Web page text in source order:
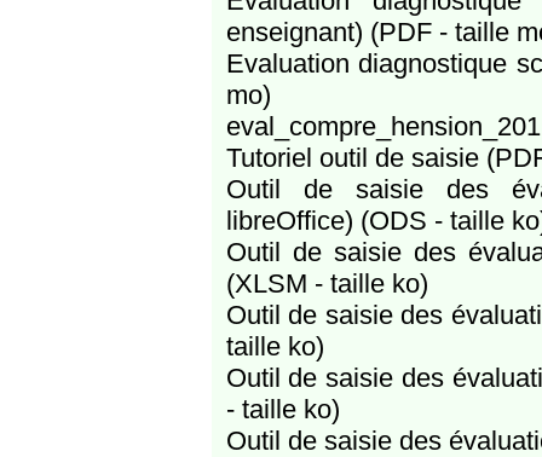
enseignant) (PDF - taille
Evaluation diagnostique
mo)
Tutoriel outil de saisie
Outil de saisie des
libreOffice) (ODS - taille
Outil de saisie des
(XLSM - taille ko)
Outil de saisie des
taille ko)
Outil de saisie des
- taille ko)
Outil de saisie des